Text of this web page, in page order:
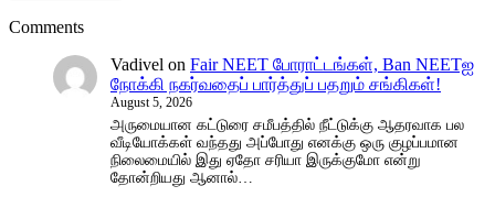
Comments
Vadivel on Fair NEET போராட்டங்கள், Ban NEETஐ
நோக்கி நகர்வதைப் பார்த்துப் பதறும் சங்கிகள்!
August 5, 2026
அருமையான கட்டுரை சமீபத்தில் நீட்டுக்கு ஆதரவாக பல
வீடியோக்கள் வந்தது அப்போது எனக்கு ஒரு குழப்பமான
நிலைமையில் இது ஏதோ சரியா இருக்குமோ என்று
தோன்றியது ஆனால்…